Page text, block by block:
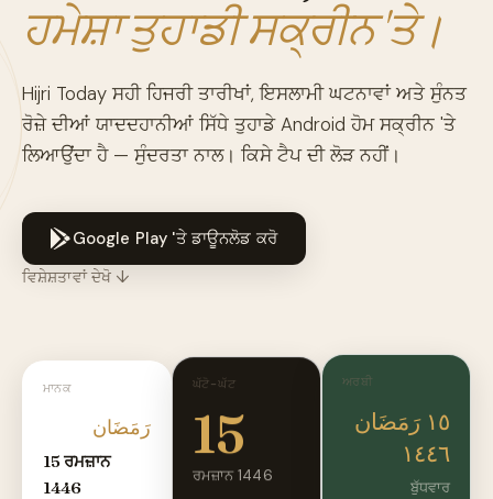
ਹਮੇਸ਼ਾ ਤੁਹਾਡੀ ਸਕ੍ਰੀਨ 'ਤੇ।
Hijri Today ਸਹੀ ਹਿਜਰੀ ਤਾਰੀਖਾਂ, ਇਸਲਾਮੀ ਘਟਨਾਵਾਂ ਅਤੇ ਸੁੰਨਤ
ਰੋਜ਼ੇ ਦੀਆਂ ਯਾਦਦਹਾਨੀਆਂ ਸਿੱਧੇ ਤੁਹਾਡੇ Android ਹੋਮ ਸਕ੍ਰੀਨ 'ਤੇ
ਲਿਆਉਂਦਾ ਹੈ — ਸੁੰਦਰਤਾ ਨਾਲ। ਕਿਸੇ ਟੈਪ ਦੀ ਲੋੜ ਨਹੀਂ।
Google Play 'ਤੇ ਡਾਊਨਲੋਡ ਕਰੋ
ਵਿਸ਼ੇਸ਼ਤਾਵਾਂ ਦੇਖੋ ↓
ਮਾਨਕ
رَمَضَان
15 ਰਮਜ਼ਾਨ
1446
ਘੱਟੋ-ਘੱਟ
15
ਰਮਜ਼ਾਨ 1446
ਅਰਬੀ
١٥ رَمَضَان
١٤٤٦
ਬੁੱਧਵਾਰ